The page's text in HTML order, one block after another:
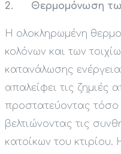
2. Θερμομόνωση των
Η ολοκληρωμένη
κολόνων και των
κατανάλωσης
απαλείφει τις ζημιές
προστατεύοντας τόσο
βελτιώνοντας τις
κατοίκων του